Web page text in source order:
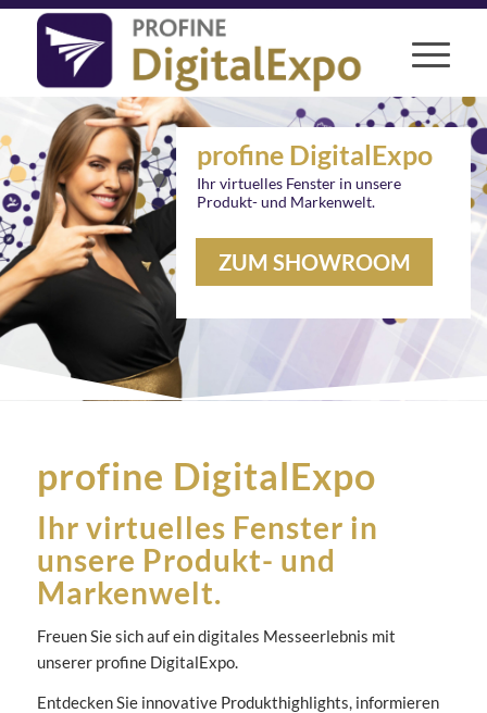
Ihr virtuelles Fenster in unsere
Produkt- und Markenwelt.
profine DigitalExpo
ZUM SHOWROOM
profine DigitalExpo
Ihr virtuelles Fenster in
unsere Produkt- und
Markenwelt.
Freuen Sie sich auf ein digitales Messeerlebnis mit
unserer profine DigitalExpo.
Entdecken Sie innovative Produkthighlights, informieren